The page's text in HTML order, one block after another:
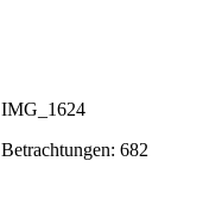
IMG_1624
Betrachtungen: 682